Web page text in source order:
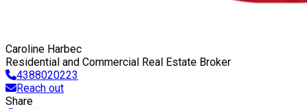
Caroline Harbec
Residential and Commercial Real Estate Broker
4388020223
Reach out
Share